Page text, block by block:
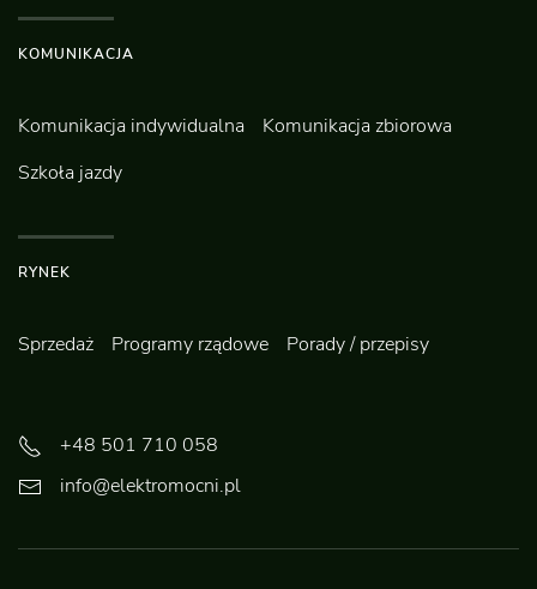
KOMUNIKACJA
Komunikacja indywidualna
Komunikacja zbiorowa
Szkoła jazdy
RYNEK
Sprzedaż Programy rządowe Porady / przepisy
+48 501 710 058
info@elektromocni.pl